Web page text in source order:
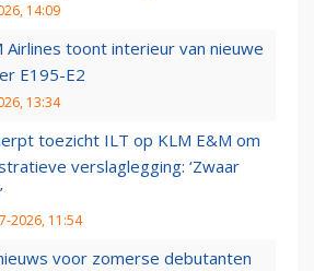
14:09
Airlines toont interieur van nieuwe
E195-E2
13:34
toezicht ILT op KLM E&M om
verslaglegging: ‘Zwaar
2026, 11:54
voor zomerse debutanten